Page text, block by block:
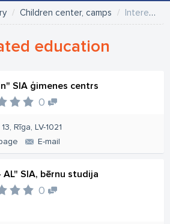
Children center, camps Interest related education
education
SIA ģimenes centrs
0
Rīga, LV-1021
E-mail
AL" SIA, bērnu studija
0